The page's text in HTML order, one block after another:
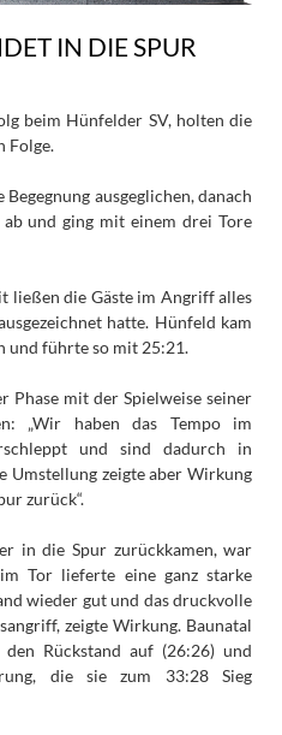
IN DIE SPUR
beim Hünfelder SV, holten die
Folge.
ausgeglichen, danach
und ging mit einem drei Tore
ließen die Gäste im Angriff alles
hatte. Hünfeld kam
und führte so mit 25:21.
Phase mit der Spielweise seiner
„Wir haben das Tempo im
und sind dadurch in
Umstellung zeigte aber Wirkung
zurück“.
in die Spur zurückkamen, war
Tor lieferte eine ganz starke
wieder gut und das druckvolle
zeigte Wirkung. Baunatal
Rückstand auf (26:26) und
die sie zum 33:28 Sieg